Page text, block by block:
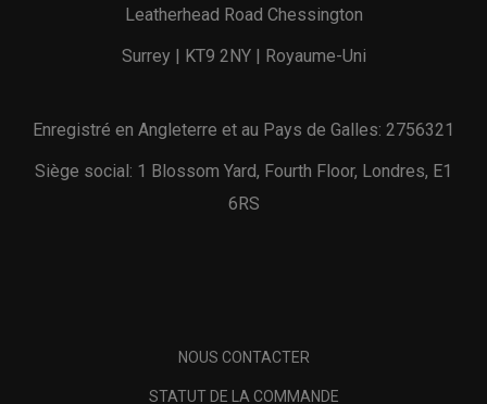
Leatherhead Road Chessington
Surrey | KT9 2NY | Royaume-Uni
Enregistré en Angleterre et au Pays de Galles: 2756321
Siège social: 1 Blossom Yard, Fourth Floor, Londres, E1
6RS
NOUS CONTACTER
STATUT DE LA COMMANDE